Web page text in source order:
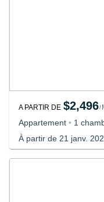
A PARTIR DE $2,496/
Appartement • 1
À partir de 21 janv.